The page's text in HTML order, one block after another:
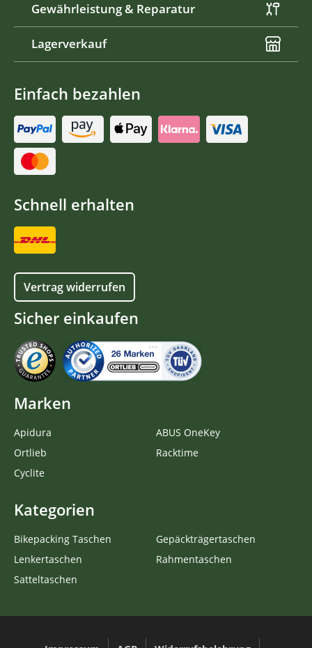
Gewährleistung & Reparatur
Lagerverkauf
Einfach bezahlen
Schnell erhalten
Vertrag widerrufen
Sicher einkaufen
Marken
Apidura
Ortlieb
Cyclite
ABUS OneKey
Racktime
Kategorien
Bikepacking Taschen
Lenkertaschen
Satteltaschen
Gepäckträgertaschen
Rahmentaschen